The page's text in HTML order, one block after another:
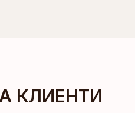
КЛИЕНТИ